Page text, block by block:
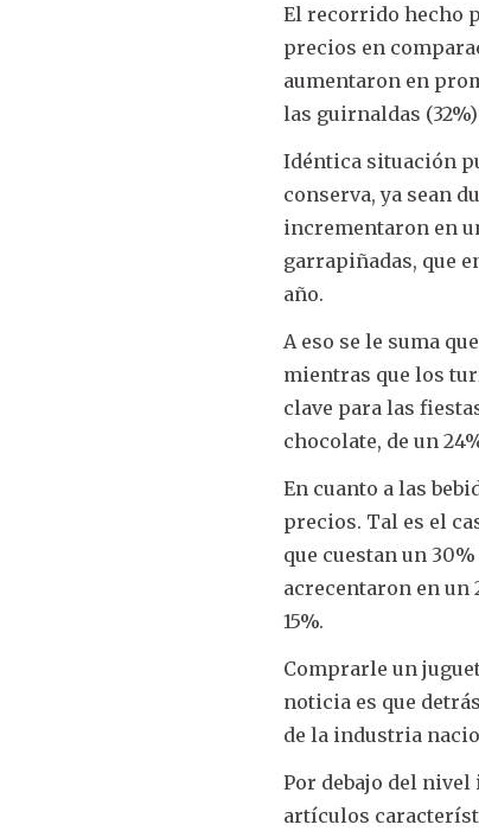
El recorrido hecho
precios en
aumentaron en
las guirnaldas
Idéntica situación
conserva, ya sean
incrementaron en
garrapiñadas, que
año.
A eso se le suma
mientras que los
clave para las
chocolate, de un
En cuanto a las
precios. Tal es el
que cuestan un
acrecentaron en un
15%.
Comprarle un
noticia es que
de la industria
Por debajo del
artículos